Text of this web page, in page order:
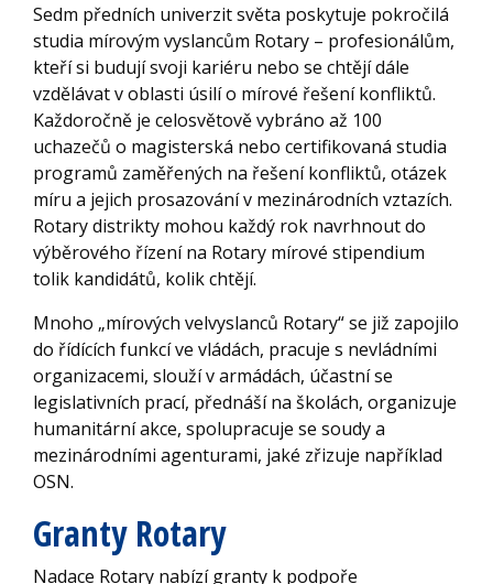
Sedm předních univerzit světa poskytuje pokročilá
studia mírovým vyslancům Rotary – profesionálům,
kteří si budují svoji kariéru nebo se chtějí dále
vzdělávat v oblasti úsilí o mírové řešení konfliktů.
Každoročně je celosvětově vybráno až 100
uchazečů o magisterská nebo certifikovaná studia
programů zaměřených na řešení konfliktů, otázek
míru a jejich prosazování v mezinárodních vztazích.
Rotary distrikty mohou každý rok navrhnout do
výběrového řízení na Rotary mírové stipendium
tolik kandidátů, kolik chtějí.
Mnoho „mírových velvyslanců Rotary“ se již zapojilo
do řídících funkcí ve vládách, pracuje s nevládními
organizacemi, slouží v armádách, účastní se
legislativních prací, přednáší na školách, organizuje
humanitární akce, spolupracuje se soudy a
mezinárodními agenturami, jaké zřizuje například
OSN.
Granty Rotary
Nadace Rotary nabízí granty k podpoře